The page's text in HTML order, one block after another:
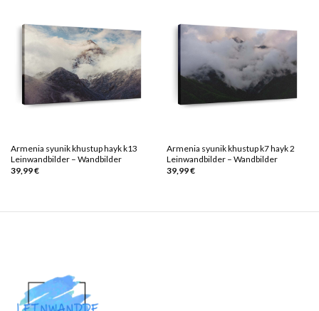
Armenia syunik khustup hayk k13
Leinwandbilder – Wandbilder
39,99€
Armenia syunik khustup k7 hayk 2
Leinwandbilder – Wandbilder
39,99€